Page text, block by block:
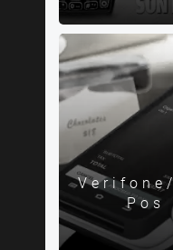
Pos